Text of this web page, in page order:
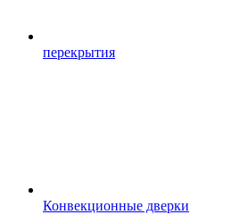
перекрытия
Конвекционные дверки